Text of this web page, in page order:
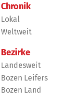
Chronik
Lokal
Weltweit
Bezirke
Landesweit
Bozen Leifers
Bozen Land